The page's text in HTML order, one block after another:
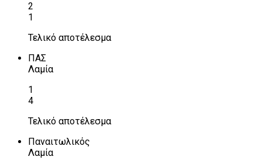
2
1
Τελικό αποτέλεσμα
ΠΑΣ
Λαμία
1
4
Τελικό αποτέλεσμα
Παναιτωλικός
Λαμία